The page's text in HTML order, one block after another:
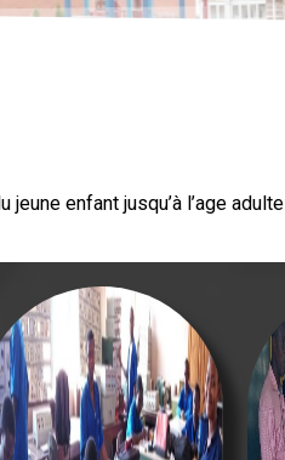
enfant jusqu’à l’age adulte